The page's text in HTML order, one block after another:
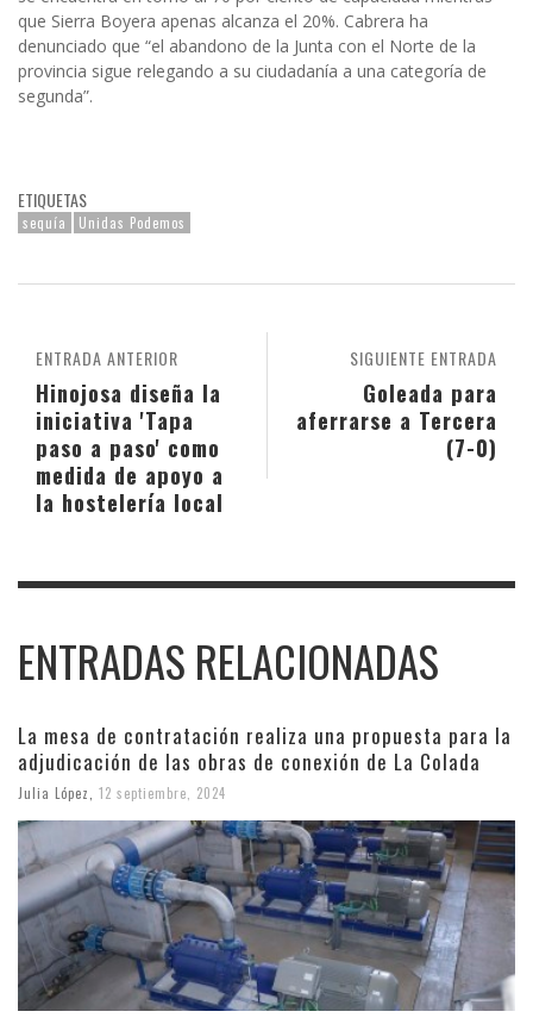
que Sierra Boyera apenas alcanza el 20%. Cabrera ha
denunciado que “el abandono de la Junta con el Norte de la
provincia sigue relegando a su ciudadanía a una categoría de
segunda”.
ETIQUETAS
sequía Unidas Podemos
SIGUIENTE ENTRADA
Goleada para
aferrarse a Tercera
(7-0)
ENTRADA ANTERIOR
Hinojosa diseña la
iniciativa 'Tapa
paso a paso' como
medida de apoyo a
la hostelería local
ENTRADAS RELACIONADAS
La mesa de contratación realiza una propuesta para la
adjudicación de las obras de conexión de La Colada
Julia López 12 septiembre, 2024